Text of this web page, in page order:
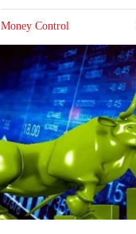
Money Control